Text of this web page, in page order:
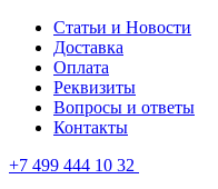
Статьи и Новости
Доставка
Оплата
Реквизиты
Вопросы и ответы
Контакты
+7 499 444 10 32